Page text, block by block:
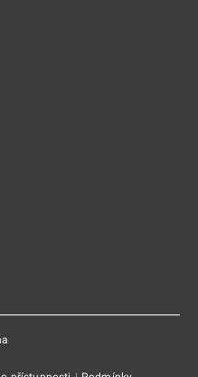
nové kartě
na nové kartě
otevře na nové kartě